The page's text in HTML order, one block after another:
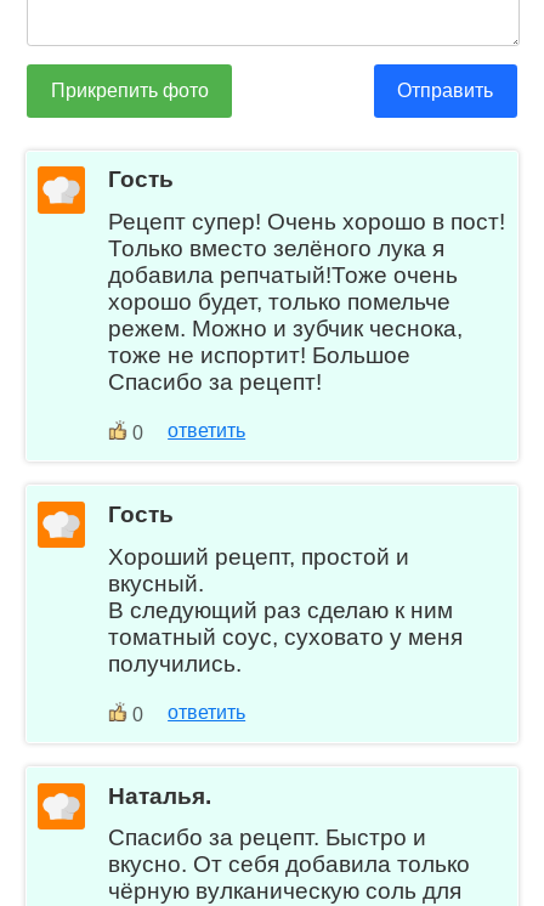
Прикрепить фото Отправить
Гость
Рецепт супер! Очень хорошо в пост!
Только вместо зелёного лука я
добавила репчатый!Тоже очень
хорошо будет, только помельче
режем. Можно и зубчик чеснока,
тоже не испортит! Большое
Спасибо за рецепт!
0 ответить
Гость
Хороший рецепт, простой и
вкусный.
В следующий раз сделаю к ним
томатный соус, суховато у меня
получились.
0 ответить
Наталья.
Спасибо за рецепт. Быстро и
вкусно. От себя добавила только
чёрную вулканическую соль для